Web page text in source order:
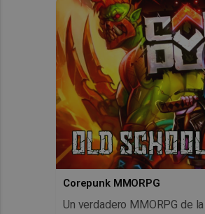
Corepunk MMORPG
Un verdadero MMORPG de